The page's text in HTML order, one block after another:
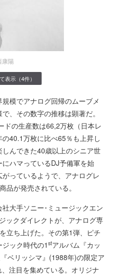
康陽
表示（4件）
模でアナログ回帰のムーブメ
、その数字の推移は顕著だ。
ドの生産数は66,2万枚（日本レ
40.1万枚に比べ65％も上昇し
んできた40歳以上のシニア世
ハマっているDJ予備軍を始
っているようで、アナログレ
品が発売されている。
大手ソニー･ミュージックエン
ックダイレクトが、アナログ専
立ち上げた。その第1弾、ピチ
ック時代の1 stアルバム『カッ
ベリッシマ』(1988年)の限定ア
注目を集めている。オリジナ